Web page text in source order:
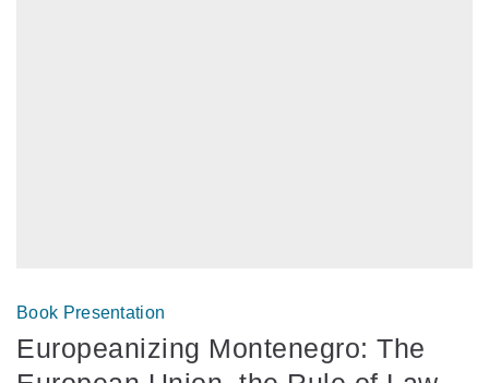
Book Presentation
Europeanizing Montenegro: The